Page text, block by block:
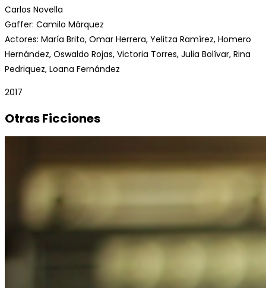
Carlos Novella
Gaffer: Camilo Márquez
Actores: María Brito, Omar Herrera, Yelitza Ramírez, Homero
Hernández, Oswaldo Rojas, Victoria Torres, Julia Bolívar, Rina
Pedriquez, Loana Fernández
2017
Otras Ficciones